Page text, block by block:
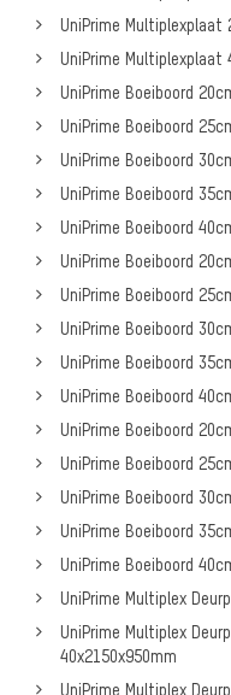
UniPrime Multiplexplaat
UniPrime Multiplexplaat
UniPrime Boeiboord
UniPrime Boeiboord
UniPrime Boeiboord
UniPrime Boeiboord
UniPrime Boeiboord
UniPrime Boeiboord
UniPrime Boeiboord
UniPrime Boeiboord
UniPrime Boeiboord
UniPrime Boeiboord
UniPrime Boeiboord
UniPrime Boeiboord
UniPrime Boeiboord
UniPrime Boeiboord
UniPrime Boeiboord
UniPrime Multiplex
UniPrime Multiplex
40x2150x950mm
UniPrime Multiplex